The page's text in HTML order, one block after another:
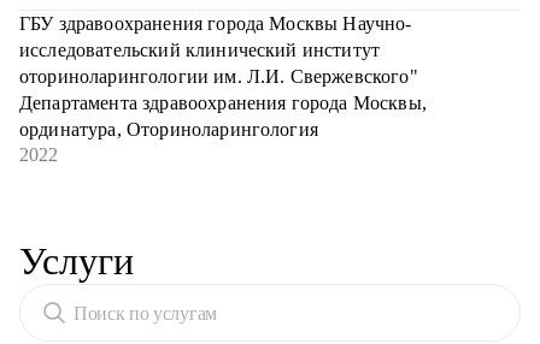
ГБУ здравоохранения города Москвы Научно-
исследовательский клинический институт
оториноларингологии им. Л.И. Свержевского"
Департамента здравоохранения города Москвы,
ординатура, Оториноларингология
2022
Услуги
Поиск по услугам